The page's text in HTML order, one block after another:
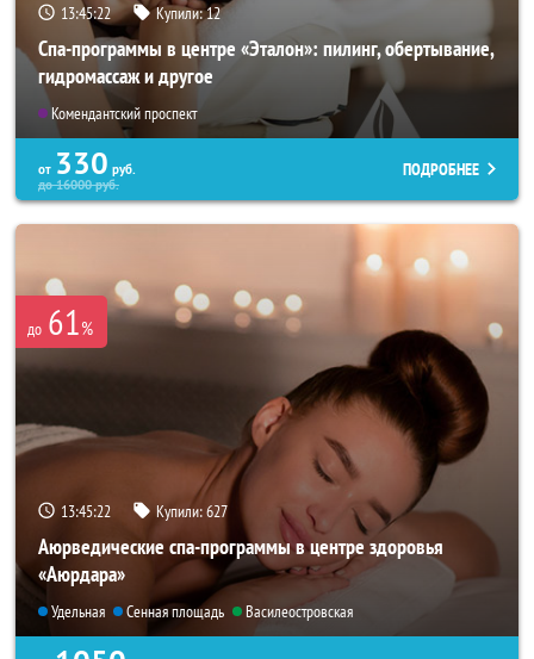
13:45:21 Купили:12
Спа-программы в центре «Эталон»: пилинг, обертывание,
гидромассаж и другое
Комендантский проспект
от 330 руб.
до16000руб.
ПОДРОБНЕЕ
до 61%
13:45:21 Купили:627
Аюрведические спа-программы в центре здоровья
«Аюрдара»
Удельная Сенная площадь Василеостровская